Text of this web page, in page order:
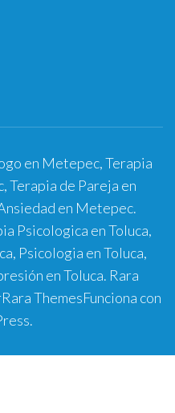
en Metepec, Terapia
Terapia de Pareja en
en Metepec.
Psicologica en Toluca,
Psicologia en Toluca,
en Toluca. Rara
Rara ThemesFunciona con
.